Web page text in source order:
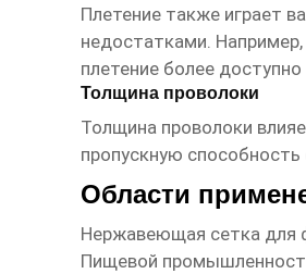
Плетение также играет
недостатками.
плетение более доступно
Толщина проволоки
Толщина проволоки
пропускную
Области
Нержавеющая сетка для
Пищевой